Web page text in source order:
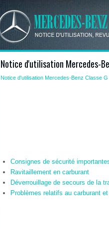
Notice d'utilisation Mercedes-
Notice d'utilisation Mercedes-Benz Classe G
Consignes de sécurité
Ravitaillement en carburant
Déverrouillage de secours de la
Problèmes relatifs au carburant